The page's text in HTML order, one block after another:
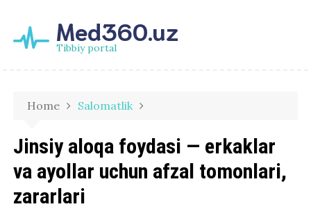
Med360.uz
Tibbiy portal
Home Salomatlik
Jinsiy aloqa foydasi — erkaklar
va ayollar uchun afzal tomonlari,
zararlari